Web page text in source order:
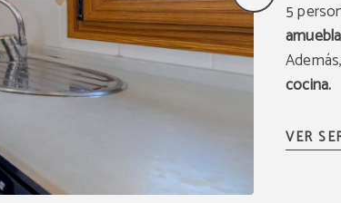
5
cocina.